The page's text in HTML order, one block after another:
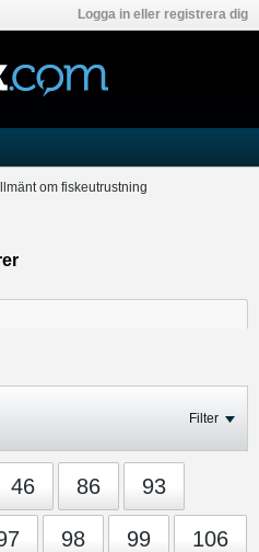
Logga in eller registrera dig
om fiskeutrustning
Filter
46 86 93
98 99 106